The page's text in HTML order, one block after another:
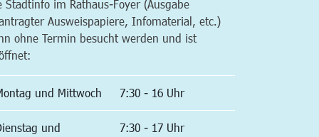
Stadtinfo im Rathaus-Foyer (Ausgabe
Ausweispapiere, Infomaterial, etc.)
ohne Termin besucht werden und ist
und Mittwoch 7:30 - 16 Uhr
und
7:30 - 17 Uhr